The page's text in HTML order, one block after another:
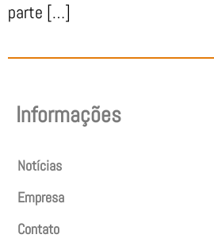
parte […]
Informações
Notícias
Empresa
Contato